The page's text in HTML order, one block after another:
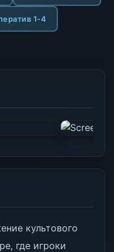
1-4
культового
где игроки